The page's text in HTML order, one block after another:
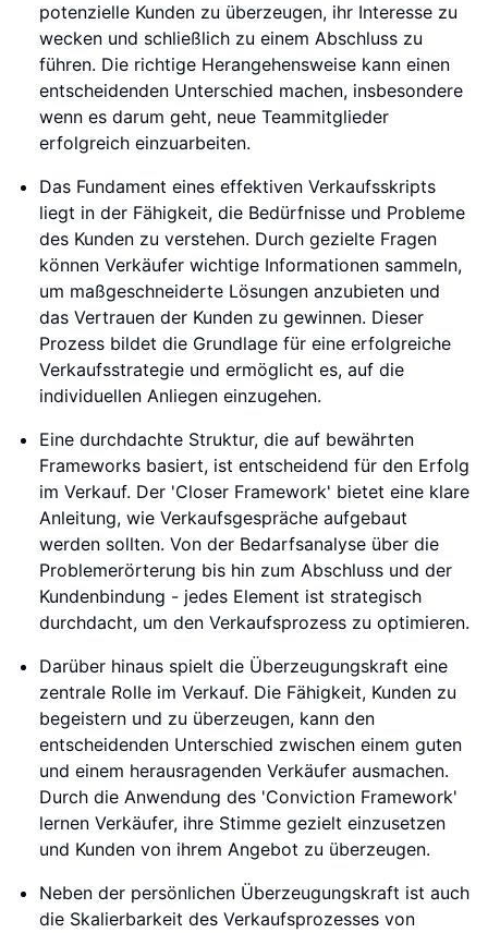
potenzielle Kunden zu überzeugen, ihr Interesse zu
wecken und schließlich zu einem Abschluss zu
führen. Die richtige Herangehensweise kann einen
entscheidenden Unterschied machen, insbesondere
wenn es darum geht, neue Teammitglieder
erfolgreich einzuarbeiten.
Das Fundament eines effektiven Verkaufsskripts
liegt in der Fähigkeit, die Bedürfnisse und Probleme
des Kunden zu verstehen. Durch gezielte Fragen
können Verkäufer wichtige Informationen sammeln,
um maßgeschneiderte Lösungen anzubieten und
das Vertrauen der Kunden zu gewinnen. Dieser
Prozess bildet die Grundlage für eine erfolgreiche
Verkaufsstrategie und ermöglicht es, auf die
individuellen Anliegen einzugehen.
Eine durchdachte Struktur, die auf bewährten
Frameworks basiert, ist entscheidend für den Erfolg
im Verkauf. Der 'Closer Framework' bietet eine klare
Anleitung, wie Verkaufsgespräche aufgebaut
werden sollten. Von der Bedarfsanalyse über die
Problemerörterung bis hin zum Abschluss und der
Kundenbindung - jedes Element ist strategisch
durchdacht, um den Verkaufsprozess zu optimieren.
Darüber hinaus spielt die Überzeugungskraft eine
zentrale Rolle im Verkauf. Die Fähigkeit, Kunden zu
begeistern und zu überzeugen, kann den
entscheidenden Unterschied zwischen einem guten
und einem herausragenden Verkäufer ausmachen.
Durch die Anwendung des 'Conviction Framework'
lernen Verkäufer, ihre Stimme gezielt einzusetzen
und Kunden von ihrem Angebot zu überzeugen.
Neben der persönlichen Überzeugungskraft ist auch
die Skalierbarkeit des Verkaufsprozesses von